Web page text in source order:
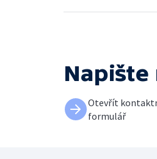
Napište
Otevřít
formulář